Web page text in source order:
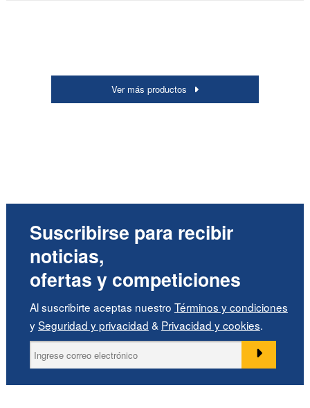
Ver más productos
Suscribirse para recibir
noticias,
ofertas y competiciones
Al suscribirte aceptas nuestro Términos y condiciones
ySeguridad y privacidad & Privacidad y cookies.